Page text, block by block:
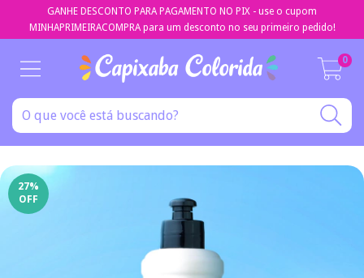
GANHE DESCONTO PARA PAGAMENTO NO PIX - use o cupom
MINHAPRIMEIRACOMPRA para um desconto no seu primeiro pedido!
0
27%
OFF